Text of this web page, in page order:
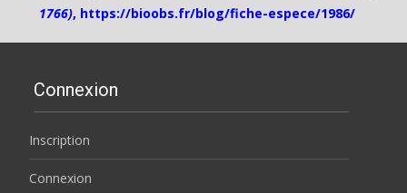
1766), https://bioobs.fr/blog/fiche-espece/1986/
Connexion
Inscription
Connexion